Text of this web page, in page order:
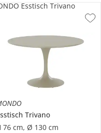
Trivano
76 cm, Ø 130 cm
Esstisch Trivano